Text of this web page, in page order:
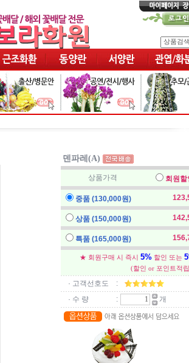
덴파레(A)
상품가격 회원할
중품 (130,000원)
상품 (150,000원)
특품 (165,000원)
★ 회원구매 시 즉시 5% 할인 또는
(할인 or 포인트적
· 고객선호도
:
· 수 량
: 개